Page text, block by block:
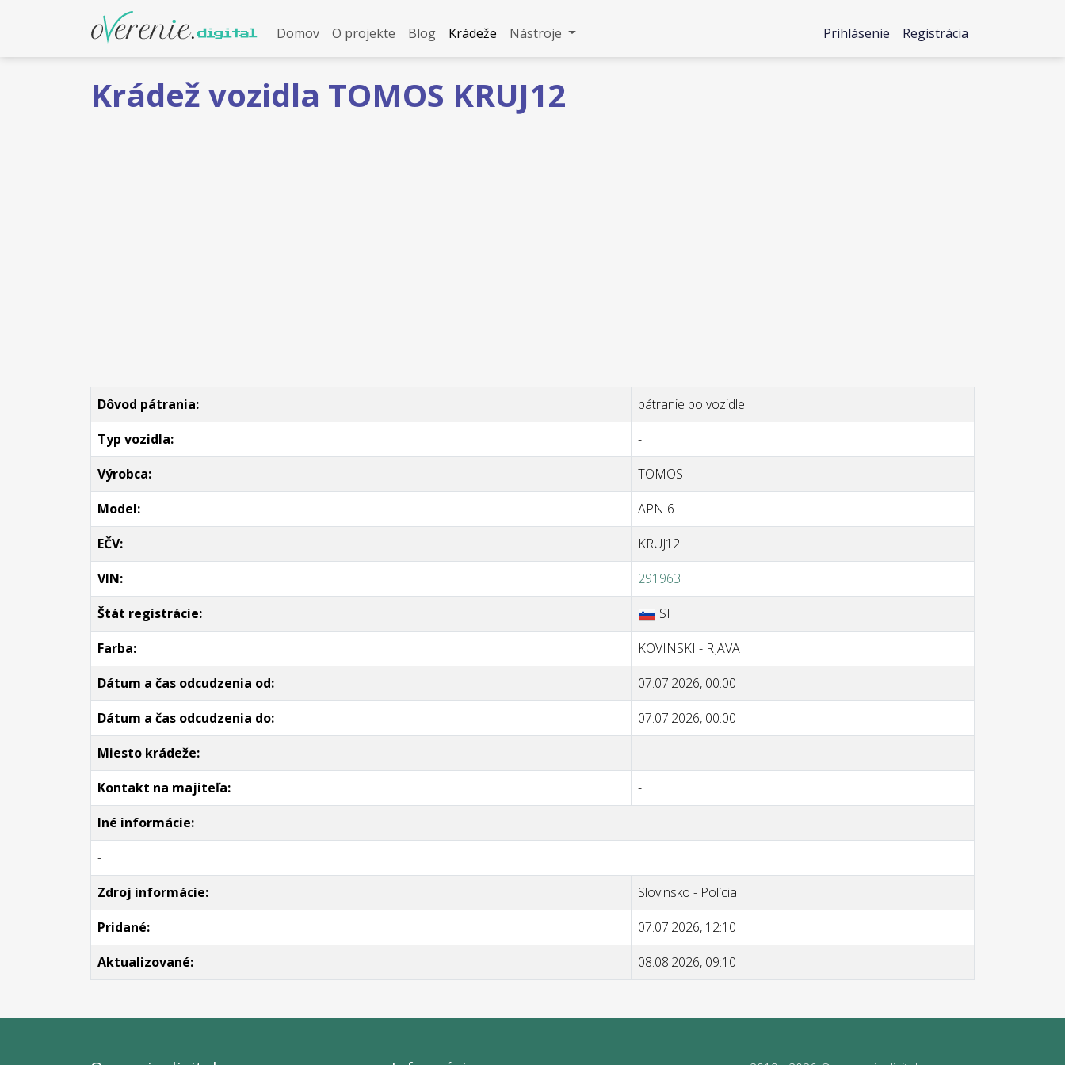
Domov O projekte Blog Krádeže Nástroje Prihlásenie Registrácia
Krádež vozidla TOMOS KRUJ12
Dôvod pátrania:
pátranie po vozidle
Typ vozidla:
-
Výrobca:
TOMOS
Model:
APN 6
EČV:
KRUJ12
VIN:
291963
Štát registrácie:
SI
Farba:
KOVINSKI - RJAVA
Dátum a čas odcudzenia od:
07.07.2026, 00:00
Dátum a čas odcudzenia do:
07.07.2026, 00:00
Miesto krádeže:
-
Kontakt na majiteľa:
-
Iné informácie:
-
Zdroj informácie:
Slovinsko - Polícia
Pridané:
07.07.2026, 12:10
Aktualizované:
08.08.2026, 09:10